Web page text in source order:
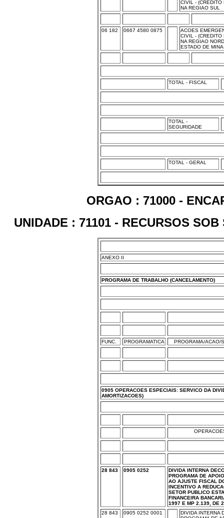
CIVIL - (CREDITO
NA REGIAO SUL
06 182 0667 4580 0875
ACOES
CIVIL - (CREDITO
NA REGIAO
ESTADO DE
TOTAL - FISCAL
TOTAL -
SEGURIDADE
TOTAL - GERAL
ORGAO : 71000 -
UNIDADE : 71101 - RECURSOS
ANEXO II
PROGRAMA DE TRABALHO (CANCELAMENTO)
FUNC. PROGRAMATICA PROGRAMA/ACAO/
0905 OPERACOES ESPECIAIS: SERVICO DA
AMORTIZACOES)
28 843 0905 0252
DIVIDA INTERNA
PROGRAMA DE
AO AJUSTE FISCAL
INCENTIVO A
SETOR PUBLICO
FINANCEIRA
1997 E MP 2.139, DE
28 843
0905 0252 0001
DIVIDA INTERNA